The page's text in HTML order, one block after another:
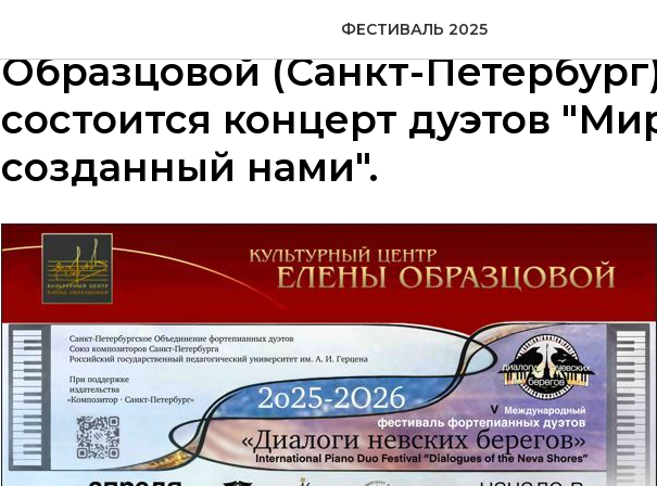
ФЕСТИВАЛЬ 2025
2 апреля в Культурном центре
Образцовой (Санкт-
состоится концерт дуэтов
созданный нами".